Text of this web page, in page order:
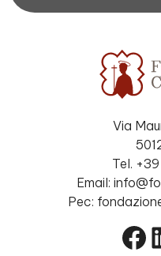
Via
Tel.
Email:
Pec: